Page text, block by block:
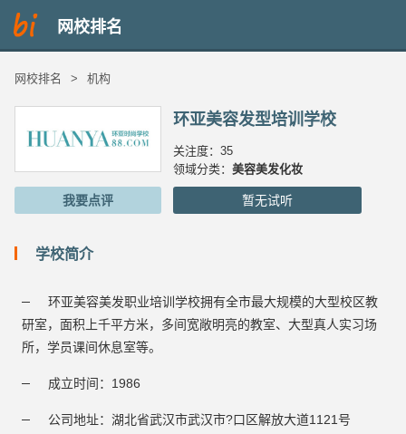
网校排名
网校排名 > 机构
环亚美容发型培训学校
关注度：35
领域分类： 美容美发化妆
我要点评 暂无试听
学校简介
环亚美容美发职业培训学校拥有全市最大规模的大型校区教
研室，面积上千平方米，多间宽敞明亮的教室、大型真人实习场
所，学员课间休息室等。
成立时间：1986
公司地址：湖北省武汉市武汉市?口区解放大道1121号